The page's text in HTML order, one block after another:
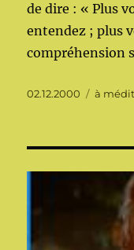
de dire : « Plus
entendez ; plus
compréhension
Publié
02.12.2000 à